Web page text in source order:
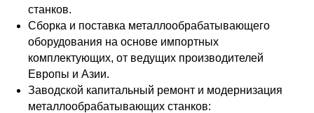
станков.
Сборка и поставка металлообрабатывающего
оборудования на основе импортных
комплектующих, от ведущих производителей
Европы и Азии.
Заводской капитальный ремонт и модернизация
металлообрабатывающих станков: